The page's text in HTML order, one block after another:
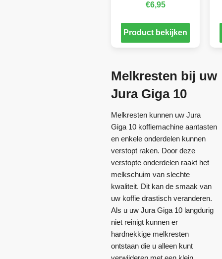
€6,95
Product bekijken
Melkresten bij uw
Jura Giga 10
Melkresten kunnen uw Jura
Giga 10 koffiemachine aantasten
en enkele onderdelen kunnen
verstopt raken. Door deze
verstopte onderdelen raakt het
melkschuim van slechte
kwaliteit. Dit kan de smaak van
uw koffie drastisch veranderen.
Als u uw Jura Giga 10 langdurig
niet reinigt kunnen er
hardnekkige melkresten
ontstaan die u alleen kunt